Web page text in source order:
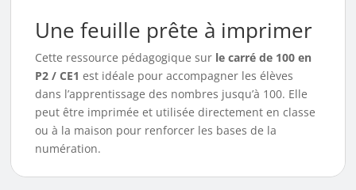
Une feuille prête à imprimer
Cette ressource pédagogique sur le carré de 100 en
P2 / CE1 est idéale pour accompagner les élèves
dans l’apprentissage des nombres jusqu’à 100. Elle
peut être imprimée et utilisée directement en classe
ou à la maison pour renforcer les bases de la
numération.